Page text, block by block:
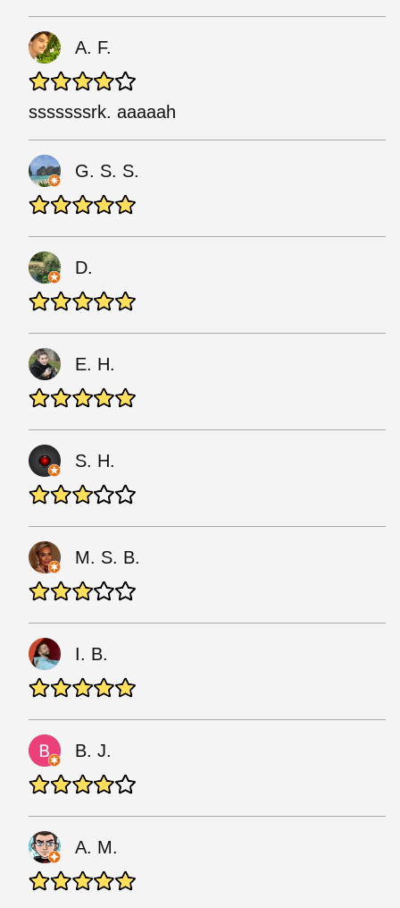
A. F.
sssssssrk. aaaaah
G. S. S.
D.
E. H.
S. H.
M. S. B.
I. B.
B. J.
A. M.